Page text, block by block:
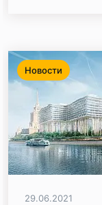
Новости
29.06.2021